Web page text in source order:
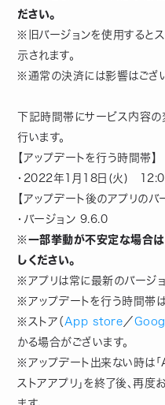
ださい。
※旧バージョンを使用すると
示されます。
※通常の決済には影響はござ
下記時間帯にサービス内容の
行います。
【アップデートを行う時間帯】
・2022年1月18日(火)
【アップデート後のアプリのバ
・バージョン 9.6.0
※一部挙動が不安定な場合は
しください。
※アプリは常に最新のバージョ
※アップデートを行う時間帯
※ストア（ App store ／
かる場合がございます。
※アップデート出来ない時は
ストアアプリ」を終了後、再度